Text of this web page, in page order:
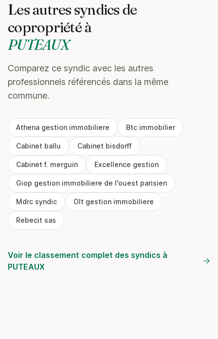
Les autres syndics de
copropriété à
PUTEAUX
Comparez ce syndic avec les autres
professionnels référencés dans la même
commune.
Athena gestion immobiliere Btc immobilier
Cabinet ballu Cabinet bisdorff
Cabinet f. merguin Excellence gestion
Giop gestion immobiliere de l'ouest parisien
Mdrc syndic Olt gestion immobiliere
Rebecit sas
Voir le classement complet des syndics à
PUTEAUX